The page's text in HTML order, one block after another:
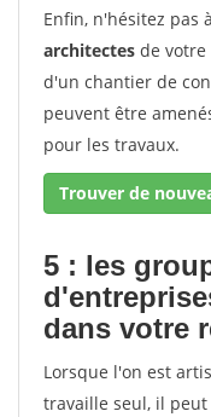
Enfin, n'hésitez pas
architectes de
d'un chantier de
peuvent être
pour les travaux.
Trouver de
5 : les
dans votre
Lorsque l'on est
travaille seul, il